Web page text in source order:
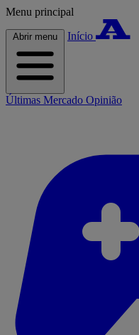
Menu principal
Abrir menu Início
Últimas Mercado Opinião